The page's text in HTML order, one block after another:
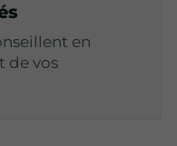
en
de vos